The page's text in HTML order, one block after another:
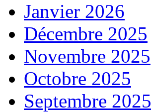
Janvier 2026
Décembre 2025
Novembre 2025
Octobre 2025
Septembre 2025